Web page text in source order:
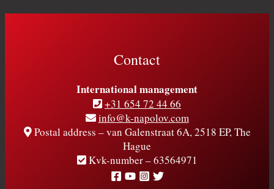
Contact
International management
+31 654 72 44 66
info@k-napolov.com
Postal address – van Galenstraat 6A, 2518 EP, The
Hague
Kvk-number – 63564971